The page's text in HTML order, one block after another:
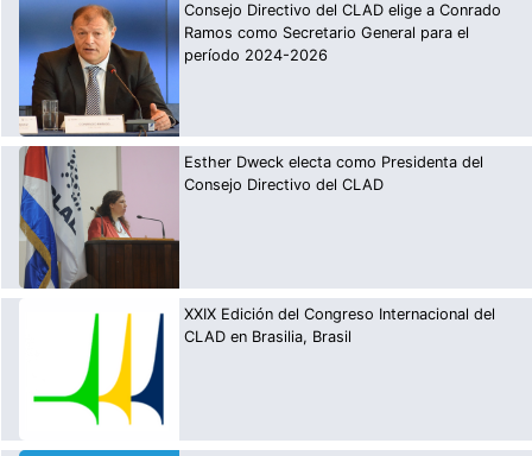
Consejo Directivo del CLAD elige a Conrado
Ramos como Secretario General para el
período 2024-2026
Esther Dweck electa como Presidenta del
Consejo Directivo del CLAD
XXIX Edición del Congreso Internacional del
CLAD en Brasilia, Brasil